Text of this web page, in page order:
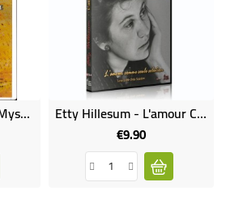
Pour Entrer Dans Le Mystère - Lectio Divina À L'école De Marie (DVD Occasion) Etty Hillesum - L'amour Comme Seule Solution
€9.90Price